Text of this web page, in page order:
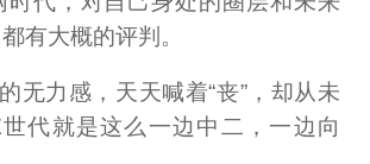
有大概的评判。
无力感，天天喊着“丧”，却从未
代就是这么一边中二，一边向